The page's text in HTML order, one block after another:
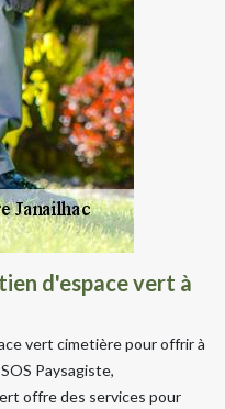
d'espace vert à
vert cimetière pour offrir à
Paysagiste,
offre des services pour